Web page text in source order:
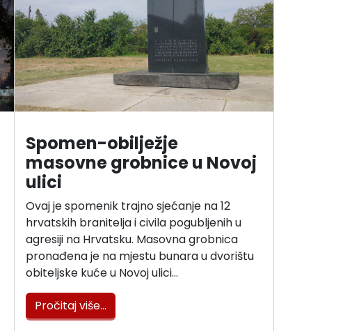
Spomen-obilježje
masovne grobnice u Novoj
ulici
Ovaj je spomenik trajno sjećanje na 12
hrvatskih branitelja i civila pogubljenih u
agresiji na Hrvatsku. Masovna grobnica
pronađena je na mjestu bunara u dvorištu
obiteljske kuće u Novoj ulici…
Pročitaj više…